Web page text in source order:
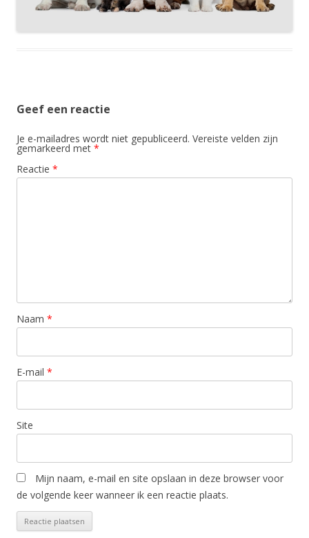
Geef een reactie
Je e-mailadres wordt niet gepubliceerd. Vereiste velden zijn
gemarkeerd met *
Reactie *
Naam *
E-mail *
Site
Mijn naam, e-mail en site opslaan in deze browser voor
de volgende keer wanneer ik een reactie plaats.